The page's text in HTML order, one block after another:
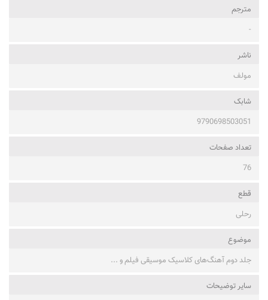
مترجم
-
ناشر
مولف
شابک
9790698503051
تعداد صفحات
76
قطع
رحلی
موضوع
جلد دوم آهنگ‌های کلاسیک موسیقی فیلم و ...
ساير توضيحات